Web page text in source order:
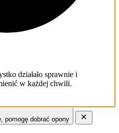
działało sprawnie i
w każdej chwili.
pomogę dobrać opony